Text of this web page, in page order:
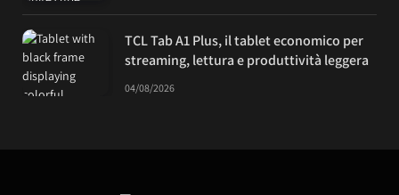
TCL Tab A1 Plus, il tablet economico per
streaming, lettura e produttività leggera
04/08/2026